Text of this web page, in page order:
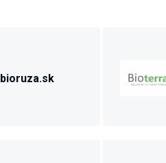
bioruza.sk